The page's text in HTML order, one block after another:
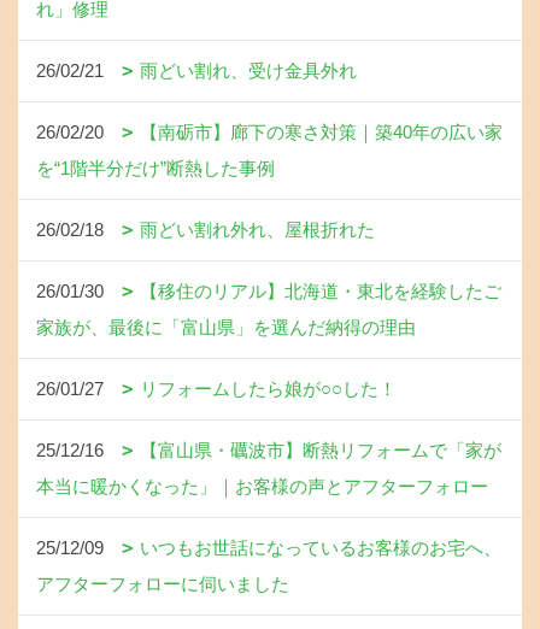
れ」修理
26/02/21 雨どい割れ、受け金具外れ
26/02/20
【南砺市】廊下の寒さ対策｜築40年の広い家
を“1階半分だけ”断熱した事例
26/02/18 雨どい割れ外れ、屋根折れた
26/01/30
【移住のリアル】北海道・東北を経験したご
家族が、最後に「富山県」を選んだ納得の理由
26/01/27 リフォームしたら娘が○○した！
25/12/16
【富山県・礪波市】断熱リフォームで「家が
本当に暖かくなった」｜お客様の声とアフターフォロー
25/12/09
いつもお世話になっているお客様のお宅へ、
アフターフォローに伺いました